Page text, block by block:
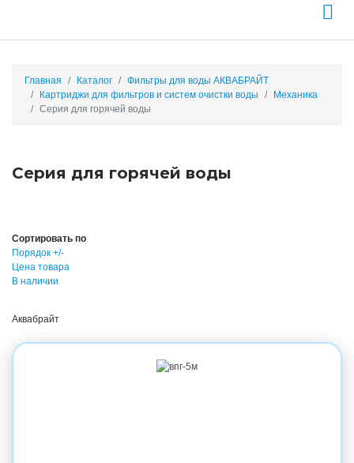
Главная Каталог
Фильтры для воды АКВАБРАЙТ
Картриджи для фильтров и систем очистки воды
Механика
Серия для горячей воды
Серия для горячей воды
Сортировать по
Порядок +/-
Цена товара
В наличии
Аквабрайт